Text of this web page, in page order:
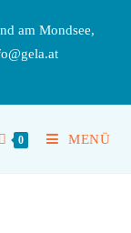
am Mondsee,
0 MENÜ